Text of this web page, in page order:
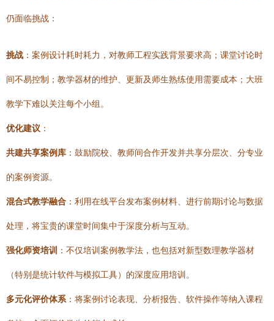
仍面临挑战：
挑战 ：案例设计耗时耗力，对教师工程实践背景要求高；课堂讨论时
间不易控制；教学器材的维护、更新及师生熟练使用需要成本；大班
教学下难以关注每个小组。
优化建议 ：
共建共享案例库 ：鼓励院校、教师间合作开发并共享分层次、分专业
的案例资源。
混合式教学融合 ：利用在线平台发布案例材料、进行前期讨论与数据
处理，将宝贵的课堂时间集中于深度分析与互动。
强化师资培训 ：不仅培训案例教学法，也包括对新型数理教学器材
（特别是统计软件与模拟工具）的深度应用培训。
多元化评价体系 ：将案例讨论表现、分析报告、软件操作等纳入课程